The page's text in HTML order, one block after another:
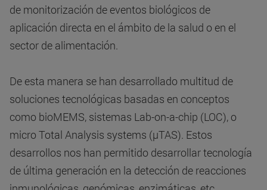
de monitorización de eventos biológicos de
aplicación directa en el ámbito de la salud o en el
sector de alimentación.
De esta manera se han desarrollado multitud de
soluciones tecnológicas basadas en conceptos
como bioMEMS, sistemas Lab-on-a-chip (LOC), o
micro Total Analysis systems (µTAS). Estos
desarrollos nos han permitido desarrollar tecnología
de última generación en la detección de reacciones